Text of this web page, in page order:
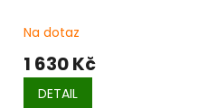
Na dotaz
1 630 Kč
DETAIL